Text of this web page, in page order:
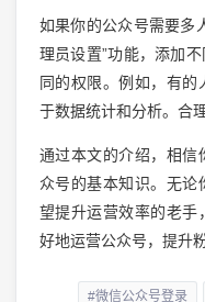
如果你的公众号需要多
理员设置”功能，添加
同的权限。例如，有
于数据统计和分析。合
通过本文的介绍，相信
众号的基本知识。无
望提升运营效率的老手
好地运营公众号，提升
#微信公众号登录